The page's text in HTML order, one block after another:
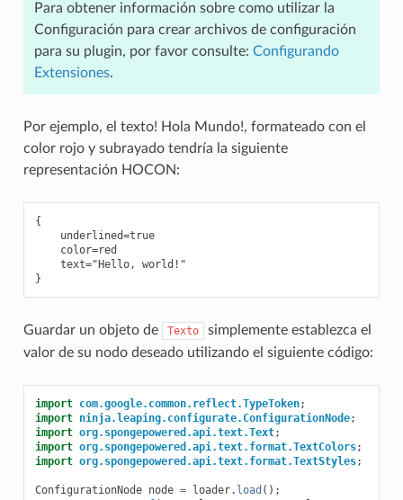
Para obtener información sobre como utilizar la
Configuración para crear archivos de configuración
para su plugin, por favor consulte: Configurando
Extensiones.
Por ejemplo, el texto! Hola Mundo!, formateado con el
color rojo y subrayado tendría la siguiente
representación HOCON:
{
    underlined=true
    color=red
    text="Hello, world!"
Guardar un objeto de Texto
simplemente establezca el
valor de su nodo deseado utilizando el siguiente código:
import com.google.common.reflect.TypeToken;
import ninja.leaping.configurate.ConfigurationNode;
import org.spongepowered.api.text.Text;
import org.spongepowered.api.text.format.TextColors;
import org.spongepowered.api.text.format.TextStyles;
ConfigurationNode node = loader. load ();